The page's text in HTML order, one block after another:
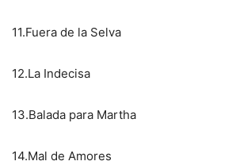
11.Fuera de la Selva
12.La Indecisa
13.Balada para Martha
14.Mal de Amores